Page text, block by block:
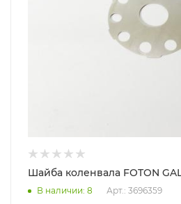
Шайба коленвала FOTON
В наличии: 8 Арт.: 3696359